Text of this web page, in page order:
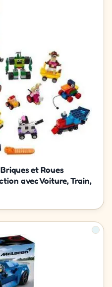
et Roues
avec Voiture, Train,